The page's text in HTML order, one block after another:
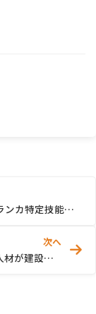
【2026年最新】建設・運送業を救うスリランカ特定技能人材のリアルな評判
次へ
【2026年最新】スリランカの優秀な特定技能人材が建設・運送業の未来を救う理由